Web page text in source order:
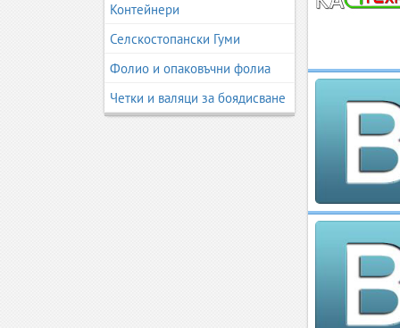
Контейнери
Селскостопански Гуми
Фолио и опаковъчни фолиа
Четки и валяци за боядисване